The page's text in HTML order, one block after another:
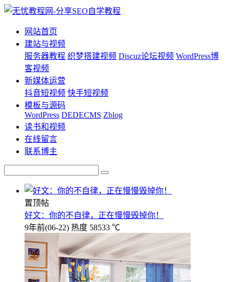
网站首页
建站与视频
服务器教程 织梦搭建视频 Discuz论坛视频 WordPress博
客视频
新媒体运营
抖音短视频 快手短视频
模板与源码
WordPress DEDECMS Zblog
读书和视频
在线留言
联系博主
置顶帖
好文：你的不自律，正在慢慢毁掉你！
9年前(06-22) 热度 58533 ℃